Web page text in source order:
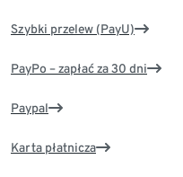
Szybki przelew (PayU)
PayPo – zapłać za 30 dni
Paypal
Karta płatnicza